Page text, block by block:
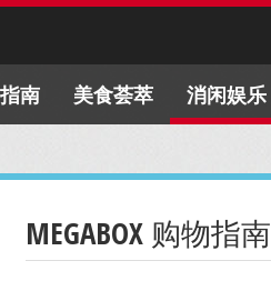
南 美食荟萃 消闲娱乐
MEGABOX 购物指南